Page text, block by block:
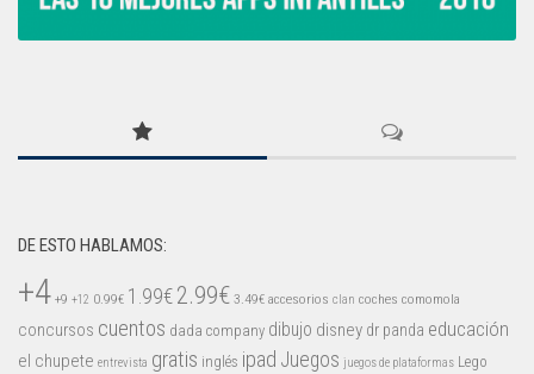
DE ESTO HABLAMOS:
+4 +9 +12 0.99€ 1.99€ 2.99€ 3.49€ accesorios clan coches comomola
concursos cuentos dada company dibujo disney dr panda educación
el chupete entrevista gratis inglés ipad Juegos juegos de plataformas Lego